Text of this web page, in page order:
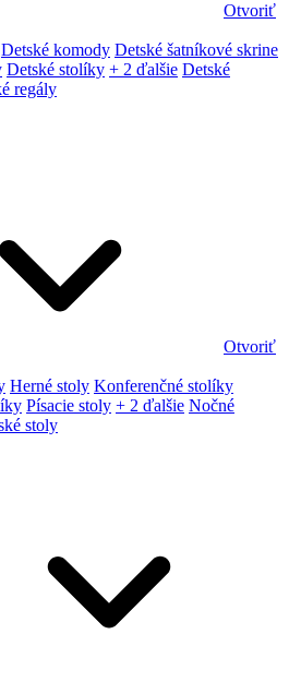
Otvoriť
Detské komody Detské šatníkové skrine
Detské stolíky + 2 ďalšie Detské
regály
Otvoriť
Herné stoly Konferenčné stolíky
Písacie stoly + 2 ďalšie Nočné
stoly